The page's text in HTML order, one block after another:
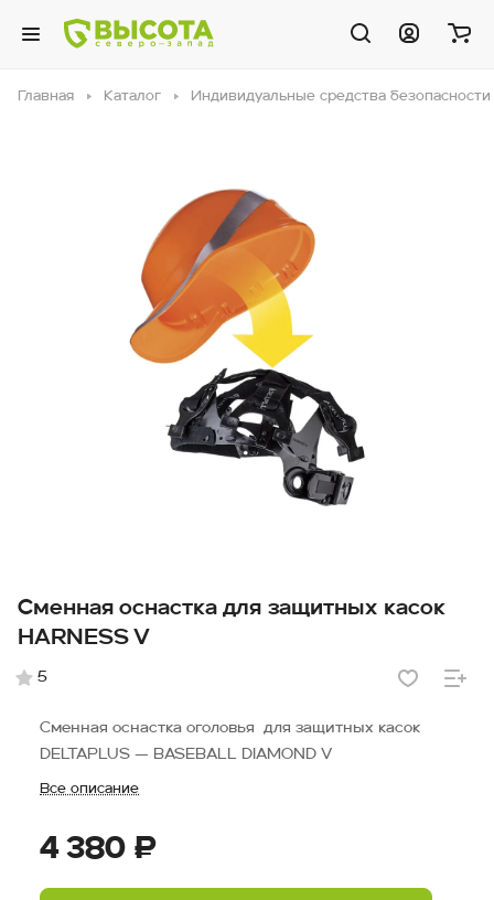
Главная Каталог Индивидуальные средства безопасности
Сменная оснастка для защитных касок
HARNESS V
5
Сменная оснастка оголовья для защитных касок
DELTAPLUS — BASEBALL DIAMOND V
Все описание
4 380 ₽